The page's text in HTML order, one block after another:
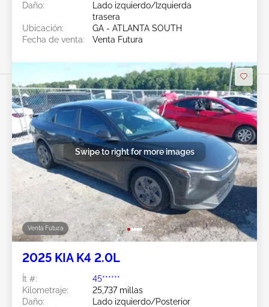
Daño:
Lado izquierdo/Izquierda
trasera
Ubicación:
GA - ATLANTA SOUTH
Fecha de venta:
Venta Futura
Venta Futura
Swipe to right for more images
2025 KIA K4 2.0L
Ít #:
45******
Kilometraje:
25,737 millas
Daño:
Lado izquierdo/Posterior